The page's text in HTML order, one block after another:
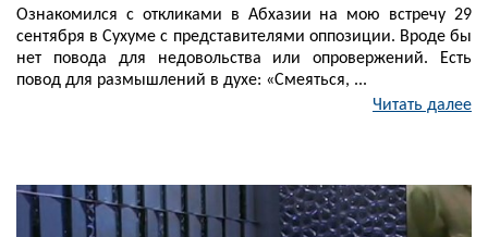
Ознакомился с откликами в Абхазии на мою встречу 29
сентября в Сухуме с представителями оппозиции. Вроде бы
нет повода для недовольства или опровержений. Есть
повод для размышлений в духе: «Смеяться, ...
Читать далее